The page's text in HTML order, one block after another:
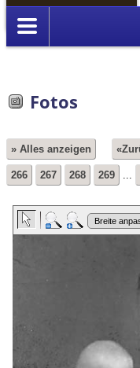
Anmelden
Fotos
» Alles anzeigen
266 267 268 269 ...